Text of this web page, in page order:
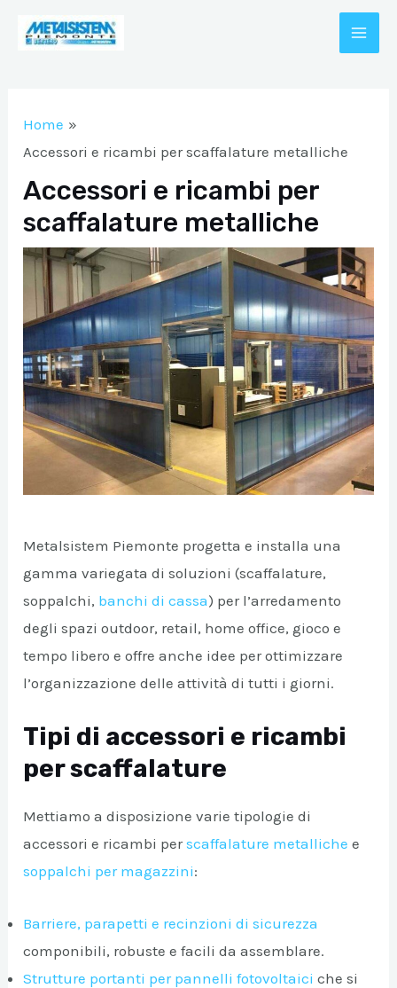
Home
Accessori e ricambi per scaffalature metalliche
Accessori e ricambi per
scaffalature metalliche
Metalsistem Piemonte progetta e installa una
gamma variegata di soluzioni (scaffalature,
soppalchi, banchi di cassa) per l’arredamento
degli spazi outdoor, retail, home office, gioco e
tempo libero e offre anche idee per ottimizzare
l’organizzazione delle attività di tutti i giorni.
Tipi di accessori e ricambi
per scaffalature
Mettiamo a disposizione varie tipologie di
accessori e ricambi perscaffalature metalliche e
soppalchi per magazzini:
Barriere, parapetti e recinzioni di sicurezza
componibili, robuste e facili da assemblare.
Strutture portanti per pannelli fotovoltaici che si
DISATTIVA
DISATTIVA
DISATTIVA
DISATTIVA
DISATTIVA
DISATTIVA